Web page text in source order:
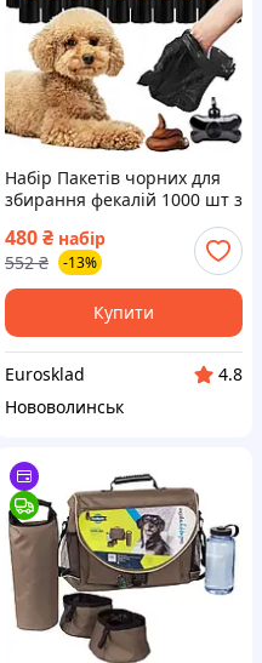
Набір Пакетів чорних для
збирання фекалій 1000 шт з
чохлом Purlov (22812) Black
480₴ набір
552 ₴ -13%
Купити
Eurosklad
4.8
Нововолинськ